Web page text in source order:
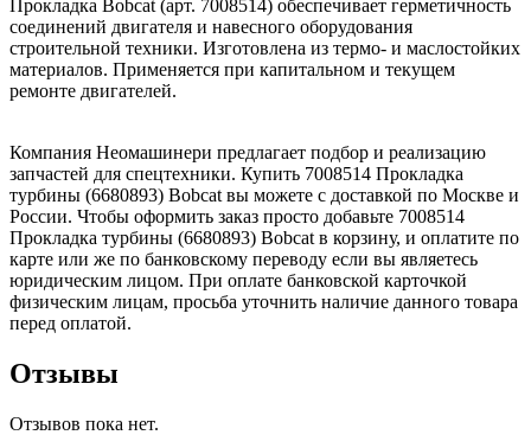
Прокладка Bobcat (арт. 7008514) обеспечивает герметичность
соединений двигателя и навесного оборудования
строительной техники. Изготовлена из термо- и маслостойких
материалов. Применяется при капитальном и текущем
ремонте двигателей.
Компания Неомашинери предлагает подбор и реализацию
запчастей для спецтехники. Купить 7008514 Прокладка
турбины (6680893) Bobcat вы можете с доставкой по Москве и
России. Чтобы оформить заказ просто добавьте 7008514
Прокладка турбины (6680893) Bobcat в корзину, и оплатите по
карте или же по банковскому переводу если вы являетесь
юридическим лицом. При оплате банковской карточкой
физическим лицам, просьба уточнить наличие данного товара
перед оплатой.
Отзывы
Отзывов пока нет.